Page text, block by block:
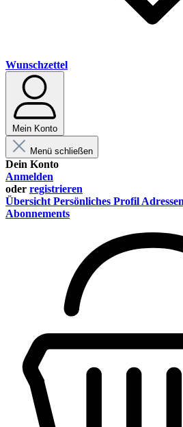
Wunschzettel
Mein Konto
Menü schließen
Dein Konto
Anmelden
oder registrieren
Übersicht Persönliches Profil Adressen
Abonnements